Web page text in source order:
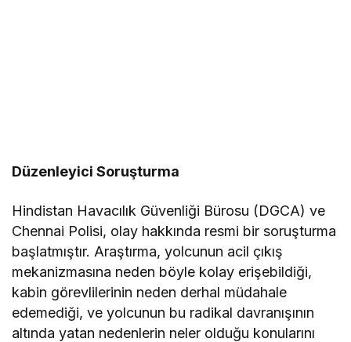
Düzenleyici Soruşturma
Hindistan Havacılık Güvenliği Bürosu (DGCA) ve
Chennai Polisi, olay hakkında resmi bir soruşturma
başlatmıştır. Araştırma, yolcunun acil çıkış
mekanizmasına neden böyle kolay erişebildiği,
kabin görevlilerinin neden derhal müdahale
edemediği, ve yolcunun bu radikal davranışının
altında yatan nedenlerin neler olduğu konularını